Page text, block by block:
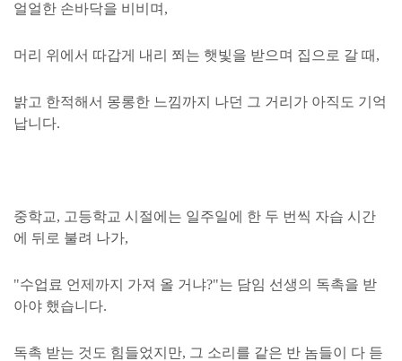
얼얼한 손바닥을 비비며,
머리 위에서 따갑게 내리 쬐는 햇빛을 받으며 집으로 갈 때,
밝고 한적해서 몽롱한 느낌까지 나던 그 거리가 아직도 기억
납니다.
중학교, 고등학교 시절에는 일주일에 한 두 번씩 자습 시간
에 뒤로 불려 나가,
"수업료 언제까지 가져 올 거냐?"는 담임 선생의 독촉을 받
아야 했습니다.
독촉 받는 것도 힘들었지만, 그 소리를 같은 반 놈들이 다 듣